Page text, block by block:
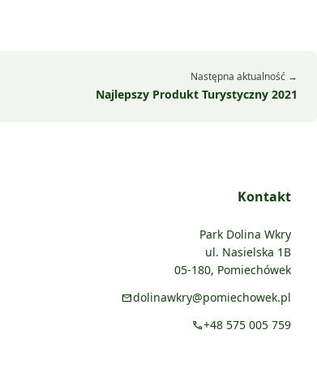
Następna aktualność →
Najlepszy Produkt Turystyczny 2021
Kontakt
Park Dolina Wkry
ul. Nasielska 1B
05-180, Pomiechówek
maildolinawkry@pomiechowek.pl
call+48 575 005 759